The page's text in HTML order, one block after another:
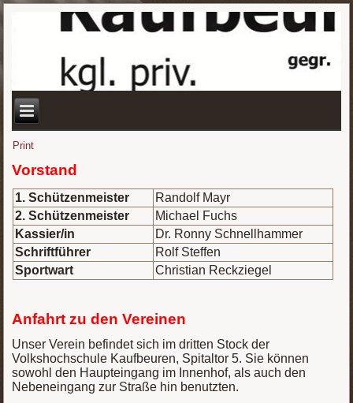
Print
Vorstand
1. Schützenmeister
Randolf Mayr
2. Schützenmeister
Michael Fuchs
Kassier/in
Dr. Ronny Schnellhammer
Schriftführer
Rolf Steffen
Sportwart
Christian Reckziegel
Anfahrt zu den Vereinen
Unser Verein befindet sich im dritten Stock der
Volkshochschule Kaufbeuren, Spitaltor 5. Sie können
sowohl den Haupteingang im Innenhof, als auch den
Nebeneingang zur Straße hin benutzten.